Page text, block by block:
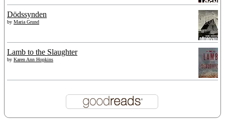
Dödssynden
by Maria Grund
Lamb to the Slaughter
by Karen Ann Hopkins